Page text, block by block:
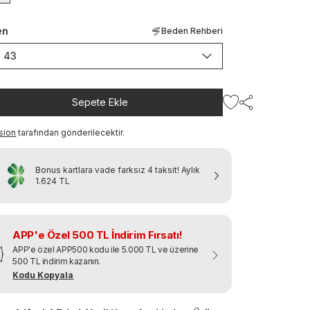
Beden Rehberi
43
Sepete Ekle
tarafından gönderilecektir.
Bonus kartlara vade farksız 4 taksit! Aylık
1.624 TL
APP'e Özel 500 TL İndirim Fırsatı!
APP'e özel APP500 kodu ile 5.000 TL ve üzerine
500 TL indirim kazanın.
Kodu Kopyala